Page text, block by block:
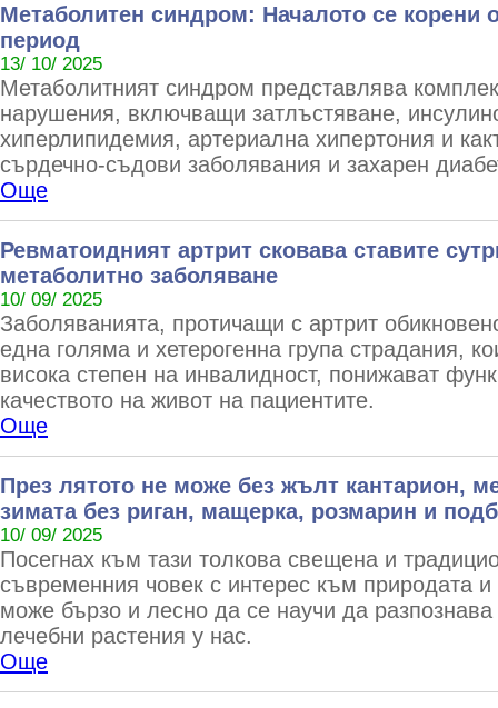
Метаболитен синдром: Началото се
период
13/ 10/ 2025
Метаболитният синдром представлява
нарушения, включващи затлъстяване,
хиперлипидемия, артериална хипертония и
сърдечно-съдови заболявания и захарен
Още
Ревматоидният артрит сковава ставите
метаболитно заболяване
10/ 09/ 2025
Заболяванията, протичащи с артрит
една голяма и хетерогенна група страдания,
висока степен на инвалидност, понижават
качеството на живот на пациентите.
Още
През лятото не може без жълт кантарион,
зимата без риган, мащерка, розмарин и
10/ 09/ 2025
Посегнах към тази толкова свещена и
съвременния човек с интерес към природата
може бързо и лесно да се научи да
лечебни растения у нас.
Още